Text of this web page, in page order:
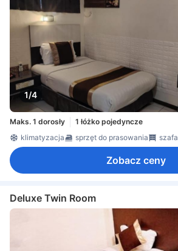
1/4
Maks. 1 dorosły
1 łóżko pojedyncze
klimatyzacja
sprzęt do prasowania szafa
Zobacz ceny
Deluxe Twin Room